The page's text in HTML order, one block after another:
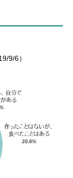
9/6）